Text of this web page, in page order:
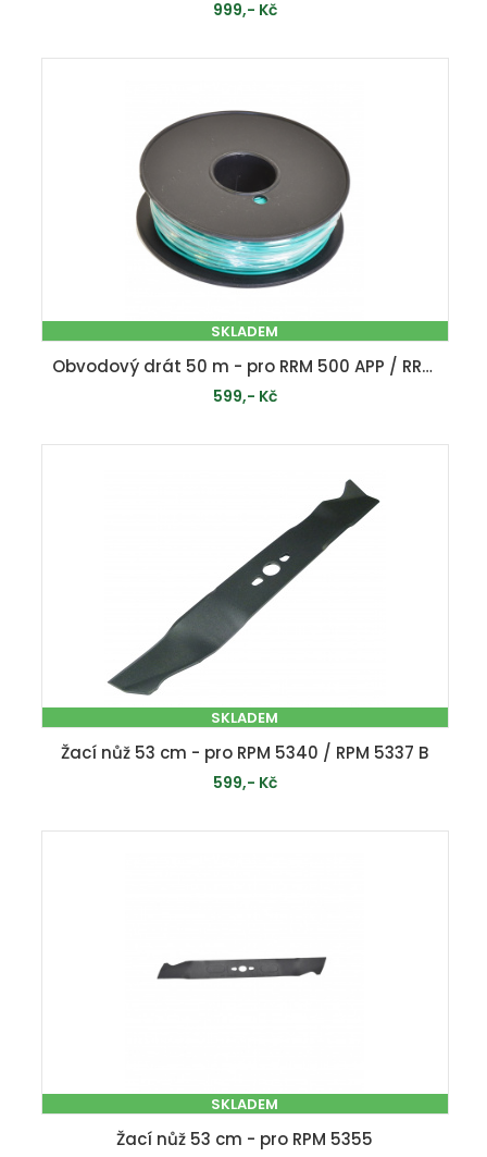
999,- Kč
SKLADEM
Obvodový drát 50 m - pro RRM 500 APP / RRM 600 / RRM 650 APP / RRM 800 / RRM 950 APP / RRM 1000
599,- Kč
SKLADEM
Žací nůž 53 cm - pro RPM 5340 / RPM 5337 B
599,- Kč
SKLADEM
Žací nůž 53 cm - pro RPM 5355